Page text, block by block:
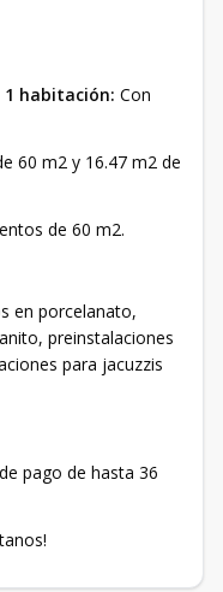
1 habitación: Con
60 m2 y 16.47 m2 de
de 60 m2.
en porcelanato,
preinstalaciones
para jacuzzis
pago de hasta 36